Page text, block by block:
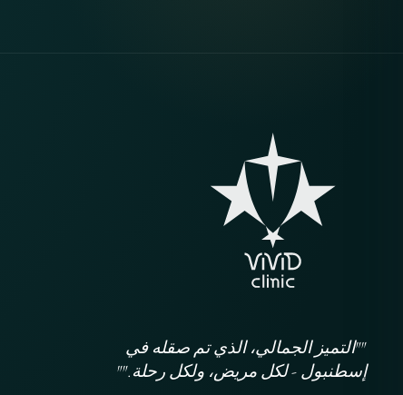
""التميز الجمالي، الذي تم صقله في
إسطنبول - لكل مريض، ولكل رحلة.""